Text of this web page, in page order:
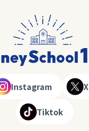
Instagram X
Tiktok